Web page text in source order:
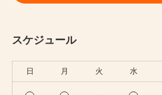
スケジュール
日 月 火 水